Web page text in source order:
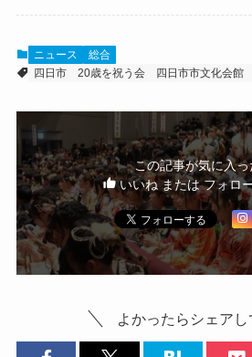
ニュース
総合
四日市
20歳を祝う会 四日市市文化会館
この記事が気に入っ
いいね または フォロ
よかったらシェアし